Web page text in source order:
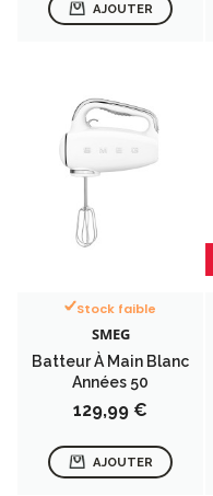
AJOUTER
Stock faible
SMEG
Batteur À Main Blanc
Années 50
Prix
129,99 €
AJOUTER